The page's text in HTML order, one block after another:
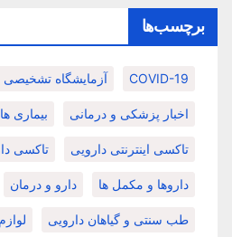
برچسب‌ها
COVID-19 آزمایشگاه تشخیصی
اخبار پزشکی و درمانی بیماری ها
تاکسی اینترنتی دارویی تاکسی
داروها و مکمل ها دارو و درمان
طب سنتی و گیاهان دارویی